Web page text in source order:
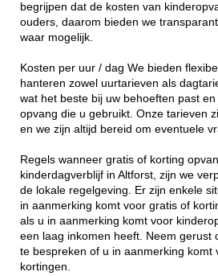
begrijpen dat de kosten van
ouders, daarom bieden we
waar mogelijk.
Kosten per uur / dag We bieden
hanteren zowel uurtarieven als
wat het beste bij uw behoeften past
opvang die u gebruikt. Onze tarieven
en we zijn altijd bereid om eventuele
Regels wanneer gratis of korting
kinderdagverblijf in Altforst, zijn we
de lokale regelgeving. Er zijn enkele
in aanmerking komt voor gratis of
als u in aanmerking komt voor
een laag inkomen heeft. Neem gerust
te bespreken of u in aanmerking komt
kortingen.